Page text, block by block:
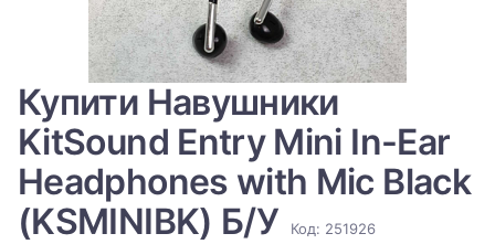
Купити Навушники
KitSound Entry Mini In-Ear
Headphones with Mic Black
(KSMINIBK) Б/У
Код: 251926